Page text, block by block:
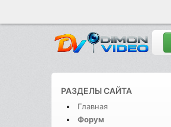
РАЗДЕЛЫ САЙТА
Главная
Форум